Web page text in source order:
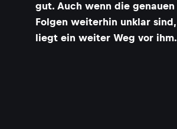
gut. Auch wenn die genauen
Folgen weiterhin unklar sind,
liegt ein weiter Weg vor ihm.